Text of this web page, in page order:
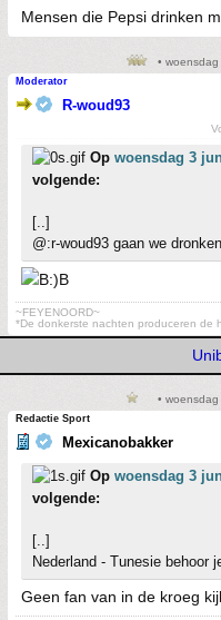
Mensen die Pepsi drinken
•
Moderator
R-woud93
Op woensdag 3
volgende:
[..]
@:r-woud93 gaan we
~FEYENOORD~
*De donkerste nachten produceren de
•
Redactie Sport
Mexicanobakker
Op woensdag 3
volgende:
[..]
Nederland - Tunesie behoor
Geen fan van in de kroeg